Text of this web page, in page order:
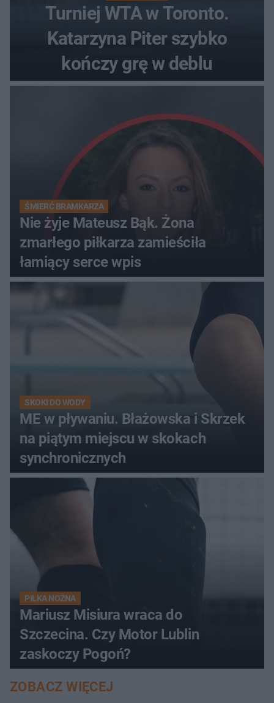
Turniej WTA w Toronto.
Katarzyna Piter szybko
kończy grę w deblu
ŚMIERĆ BRAMKARZA
Nie żyje Mateusz Bąk. Żona
zmarłego piłkarza zamieściła
łamiący serce wpis
SKOKI DO WODY
ME w pływaniu. Błażowska i Skrzek
na piątym miejscu w skokach
synchronicznych
PIŁKA NOŻNA
Mariusz Misiura wraca do
Szczecina. Czy Motor Lublin
zaskoczy Pogoń?
ZOBACZ WIĘCEJ